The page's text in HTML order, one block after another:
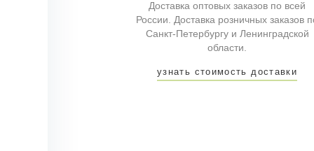
Доставка оптовых заказов по всей
России. Доставка розничных заказов
Санкт-Петербургу и Ленинградской
области.
узнать стоимость доставки